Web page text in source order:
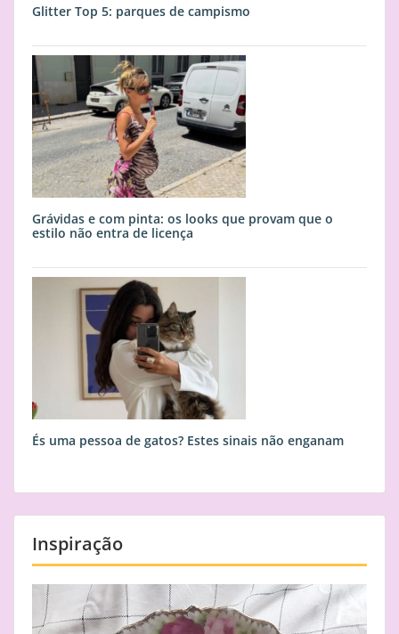
Glitter Top 5: parques de campismo
Grávidas e com pinta: os looks que provam que o
estilo não entra de licença
És uma pessoa de gatos? Estes sinais não enganam
Inspiração